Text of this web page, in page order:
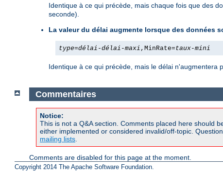
Identique à ce qui précède, mais chaque fois que des
seconde).
La valeur du délai augmente lorsque des données
type=délai -délai-maxi ,MinRate=taux-mini
Identique à ce qui précède, mais le délai n'augmentera
Commentaires
Notice:
This is not a Q&A section. Comments placed here should
either implemented or considered invalid/off-topic.
mailing lists.
Comments are disabled for this page at the moment.
Copyright 2014 The Apache Software Foundation.